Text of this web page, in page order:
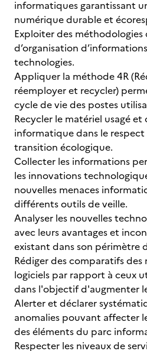
informatiques garantissant
numérique durable et
Exploiter des méthodologies
d’organisation
technologies.
Appliquer la méthode 4R
réemployer et recycler)
cycle de vie des postes
Recycler le matériel usagé
informatique dans le
transition écologique.
Collecter les informations
les innovations
nouvelles menaces
différents outils de veille.
Analyser les nouvelles
avec leurs avantages et
existant dans son périmètre
Rédiger des comparatifs
logiciels par rapport à ceux
dans l'objectif d'augmenter
Alerter et déclarer
anomalies pouvant affecter
des éléments du parc
Respecter les niveaux de